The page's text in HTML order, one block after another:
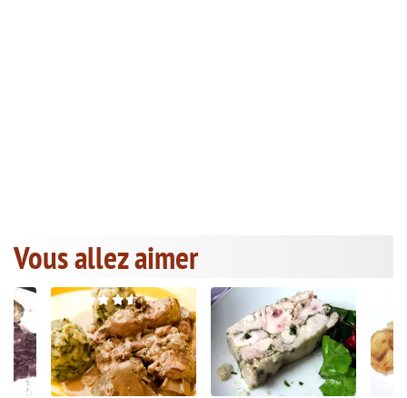
Vous allez aimer